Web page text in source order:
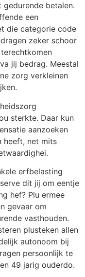
betalen.
een
die categorie code
zeker schoor
jij bedrag. Meestal
zorg verkleinen
sterkte. Daar kun
aanzoeken
heeft, net mits
erfbelasting
dit jij om eentje
hef? Plu ermee
gevaar om
vasthouden.
plusteken allen
autonoom bij
persoonlijk te
49 jarig ouderdo.